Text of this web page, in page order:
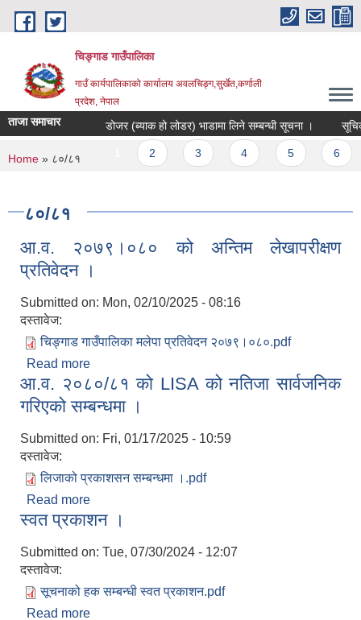
Skip to main content
चिङ्गाड गाउँपालिका
गाउँ कार्यपालिकाको कार्यालय अवलचिङ्ग,सुर्खेत,कर्णाली
प्रदेश, नेपाल
ताजा समाचार डोजर (ब्याक हो लोडर) भाडामा लिने सम्बन्धी सूचना । सूचिकृत
Pages
You are here
Home » ८०/८१
८०/८१
आ.व. २०७९।०८० को अन्तिम लेखापरीक्षण
प्रतिवेदन ।
Submitted on: Mon, 02/10/2025 - 08:16
दस्तावेज:
चिङ्गाड गाउँपालिका मलेपा प्रतिवेदन २०७९।०८०.pdf
Read more
प्रतिवेदन ।
आ.व. २०८०/८१ को LISA को नतिजा सार्वजनिक
गरिएको सम्बन्धमा ।
Submitted on: Fri, 01/17/2025 - 10:59
दस्तावेज:
लिजाको प्रकाशसन सम्बन्धमा ।.pdf
Read more
गरिएको सम्बन्धमा ।
स्वत प्रकाशन ।
Submitted on: Tue, 07/30/2024 - 12:07
दस्तावेज:
सूचनाको हक सम्बन्धी स्वत प्रकाशन.pdf
Read more